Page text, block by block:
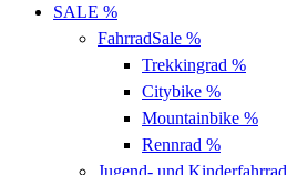
SALE %
FahrradSale %
Trekkingrad %
Citybike %
Mountainbike %
Rennrad %
Jugend- und Kinderfahrrad